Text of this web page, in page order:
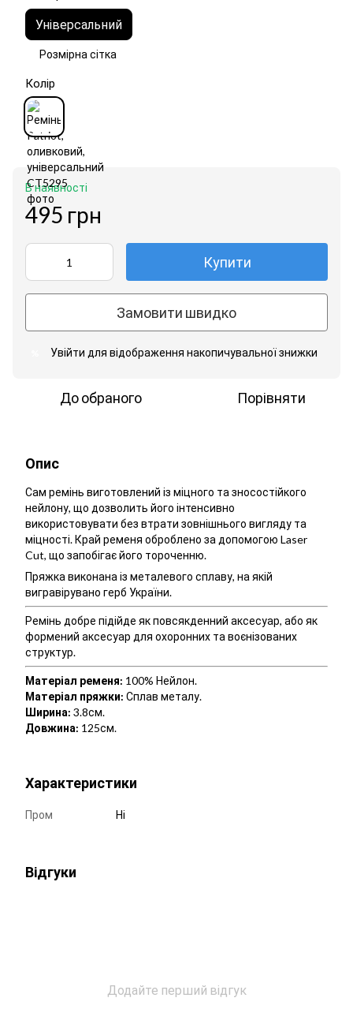
Універсальний
Розмірна сітка
Колір
В наявності
495 грн
Купити
Замовити швидко
Увійти для відображення накопичувальної знижки
До обраного Порівняти
Опис
Сам ремінь виготовлений із міцного та зносостійкого
нейлону, що дозволить його інтенсивно
використовувати без втрати зовнішнього вигляду та
міцності. Край ременя оброблено за допомогою Laser
Cut, що запобігає його тороченню.
Пряжка виконана із металевого сплаву, на якій
вигравірувано герб України.
Ремінь добре підійде як повсякденний аксесуар, або як
формений аксесуар для охоронних та воєнізованих
структур.
Матеріал ременя: 100% Нейлон.
Матеріал пряжки: Сплав металу.
Ширина: 3.8см.
Довжина: 125см.
Характеристики
Пром Ні
Відгуки
Додайте перший відгук